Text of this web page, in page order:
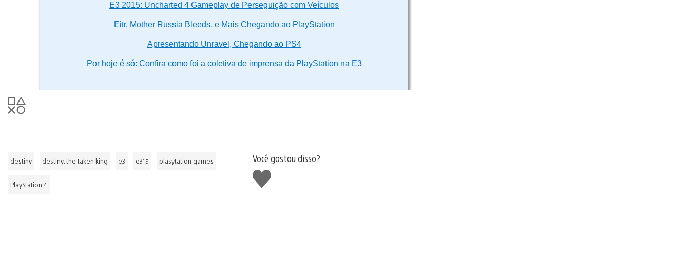
E3 2015: Uncharted 4 Gameplay de Perseguição com Veículos
Eitr, Mother Russia Bleeds, e Mais Chegando ao PlayStation
Apresentando Unravel, Chegando ao PS4
Por hoje é só: Confira como foi a coletiva de imprensa da PlayStation na E3
destiny destiny: the taken king e3 e315 plasytation games
PlayStation 4
Você gostou disso?
Curtir